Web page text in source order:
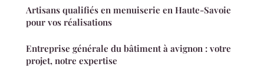
Artisans qualifiés en menuiserie en Haute-Savoie
pour vos réalisations
Entreprise générale du bâtiment à avignon : votre
projet, notre expertise